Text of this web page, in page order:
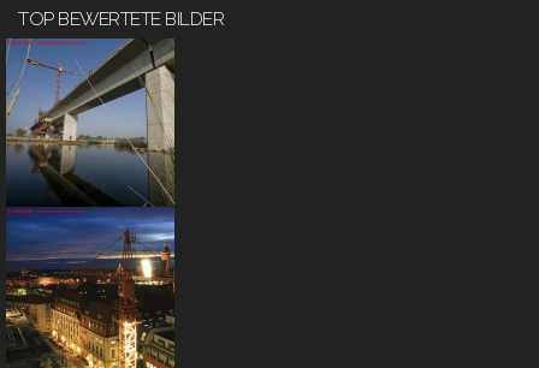
TOP BEWERTETE BILDER